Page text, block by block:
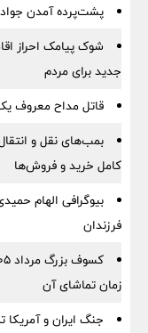
پشت‌پرده آمدن جواد
شوک پیامک احراز
جدید برای مردم
قاتل مداح معروف
بمب‌های نقل و
کامل خرید و فروش‌ها
بیوگرافی الهام
فرزندان
زمان تماشای آن